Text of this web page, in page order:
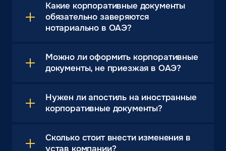
Какие корпоративные документы
обязательно заверяются
нотариально в ОАЭ?
Можно ли оформить корпоративные
документы, не приезжая в ОАЭ?
Нужен ли апостиль на иностранные
корпоративные документы?
Сколько стоит внести изменения в